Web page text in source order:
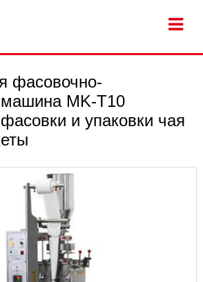
фасовочно-
машина MK-T10
и упаковки чая